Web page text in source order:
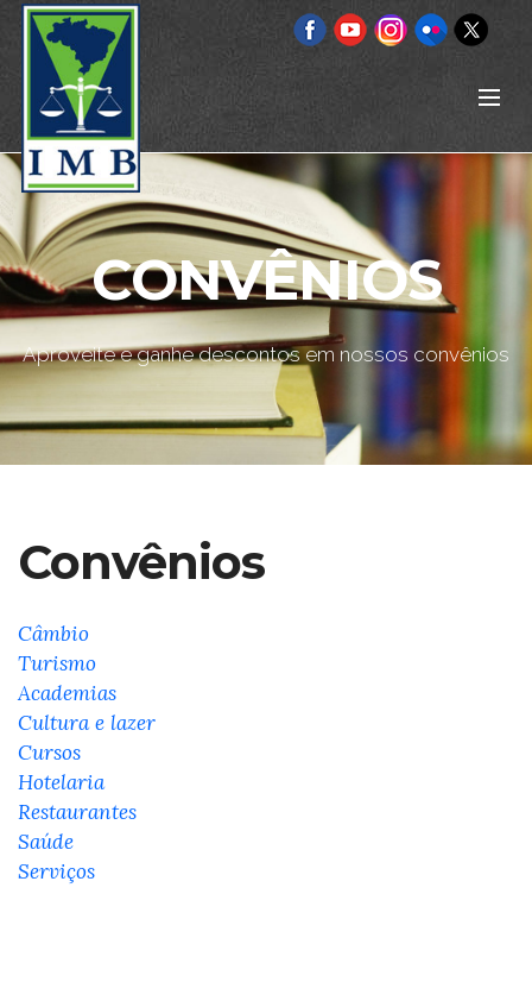
CONVÊNIOS
Aproveite e ganhe descontos em nossos convênios
Convênios
Câmbio
Turismo
Academias
Cultura e lazer
Cursos
Hotelaria
Restaurantes
Saúde
Serviços